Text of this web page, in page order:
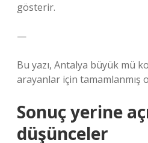
gösterir.
—
Bu yazı, Antalya büyük mü
arayanlar için tamamlanmış
Sonuç yerine
düşünceler